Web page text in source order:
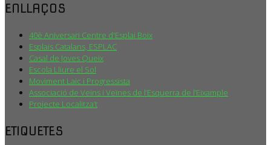
ENLLAÇOS
40è Aniversari Centre d'Esplai Boix
Esplais Catalans, ESPLAC
Casal de Joves Queix
Escola Lliure el Sol
Moviment Laic i Progressista
Associació de Veïns i Veïnes de l’Esquerra de l’Eixample
Projecte Localitza’t
ETIQUETES